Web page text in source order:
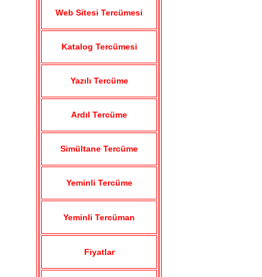
Web Sitesi Tercümesi
Katalog Tercümesi
Yazılı Tercüme
Ardıl Tercüme
Simültane Tercüme
Yeminli Tercüme
Yeminli Tercüman
Fiyatlar